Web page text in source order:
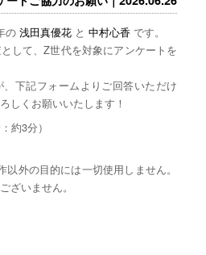
の 浅田真優花と 中村心香 です。
して、Z世代を対象にアンケートを
下記フォームよりご回答いただけ
しくお願いいたします！
約3分）
外の目的には一切使用しません。
ざいません。